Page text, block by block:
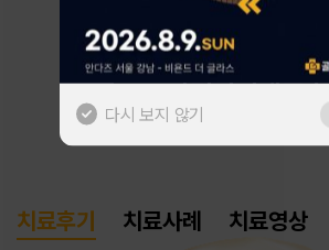
다시 보지 않기
네이버로 시작하기
카카오톡으로 시작하기
후기를 보여드립니다.
# 전립선비대증
치료후기 치료사례 치료영상